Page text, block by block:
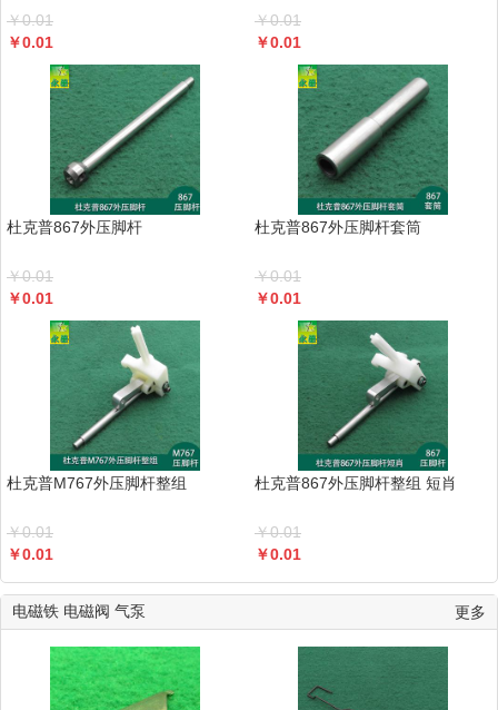
￥0.01
￥0.01
￥0.01
￥0.01
杜克普867外压脚杆
￥0.01
￥0.01
杜克普867外压脚杆套筒
￥0.01
￥0.01
杜克普M767外压脚杆整组
￥0.01
￥0.01
杜克普867外压脚杆整组 短肖
￥0.01
￥0.01
电磁铁 电磁阀 气泵 更多